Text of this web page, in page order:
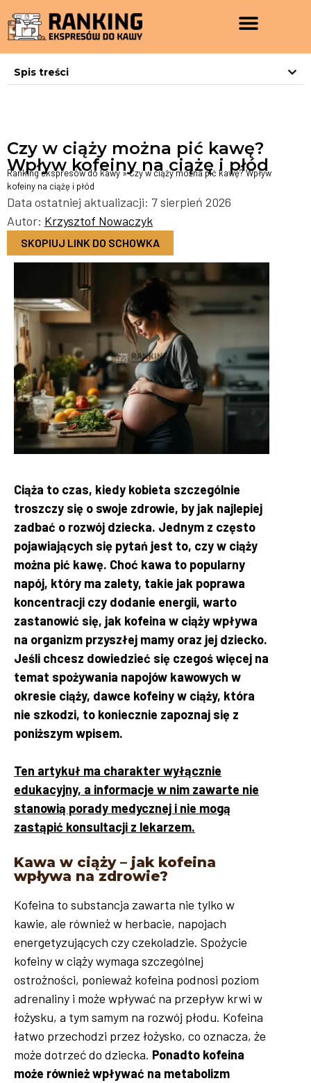
Spis treści
Czy w ciąży można pić kawę?
Wpływ kofeiny na ciążę i płód
Ranking ekspresów do kawy »Czy w ciąży można pić kawę? Wpływ
kofeiny na ciążę i płód
Data ostatniej aktualizacji: 7 sierpień 2026
Autor: Krzysztof Nowaczyk
SKOPIUJ LINK DO SCHOWKA
Ciąża to czas, kiedy kobieta szczególnie
troszczy się o swoje zdrowie, by jak najlepiej
zadbać o rozwój dziecka. Jednym z często
pojawiających się pytań jest to, czy w ciąży
można pić kawę. Choć kawa to popularny
napój, który ma zalety, takie jak poprawa
koncentracji czy dodanie energii, warto
zastanowić się, jak kofeina w ciąży wpływa
na organizm przyszłej mamy oraz jej dziecko.
Jeśli chcesz dowiedzieć się czegoś więcej na
temat spożywania napojów kawowych w
okresie ciąży, dawce kofeiny w ciąży, która
nie szkodzi, to koniecznie zapoznaj się z
poniższym wpisem.
Ten artykuł ma charakter wyłącznie
edukacyjny, a informacje w nim zawarte nie
stanowią porady medycznej i nie mogą
zastąpić konsultacji z lekarzem.
Kawa w ciąży – jak kofeina
wpływa na zdrowie?
Kofeina to substancja zawarta nie tylko w
kawie, ale również w herbacie, napojach
energetyzujących czy czekoladzie. Spożycie
kofeiny w ciąży wymaga szczególnej
ostrożności, ponieważ kofeina podnosi poziom
adrenaliny i może wpływać na przepływ krwi w
łożysku, a tym samym na rozwój płodu. Kofeina
łatwo przechodzi przez łożysko, co oznacza, że
może dotrzeć do dziecka. Ponadto kofeina
może również wpływać na metabolizm